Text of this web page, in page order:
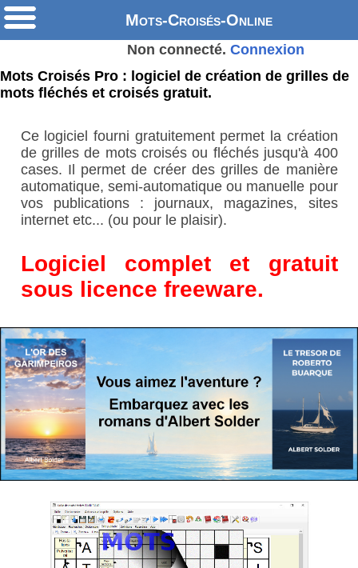
Mots-Croisés-Online
Non connecté. Connexion
Mots Croisés Pro : logiciel de création de grilles de
mots fléchés et croisés gratuit.
Ce logiciel fourni gratuitement permet la création
de grilles de mots croisés ou fléchés jusqu'à 400
cases. Il permet de créer des grilles de manière
automatique, semi-automatique ou manuelle pour
vos publications : journaux, magazines, sites
internet etc... (ou pour le plaisir).
Logiciel complet et gratuit
sous licence freeware.